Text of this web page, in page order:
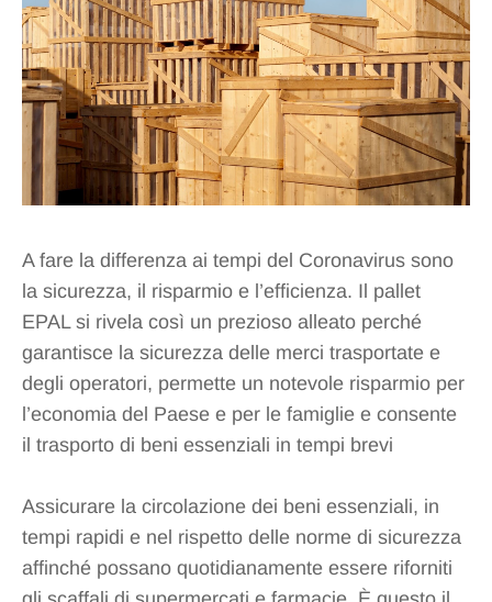
A fare la differenza ai tempi del Coronavirus sono
la sicurezza, il risparmio e l’efficienza. Il pallet
EPAL si rivela così un prezioso alleato perché
garantisce la sicurezza delle merci trasportate e
degli operatori, permette un notevole risparmio per
l’economia del Paese e per le famiglie e consente
il trasporto di beni essenziali in tempi brevi
Assicurare la circolazione dei beni essenziali, in
tempi rapidi e nel rispetto delle norme di sicurezza
affinché possano quotidianamente essere riforniti